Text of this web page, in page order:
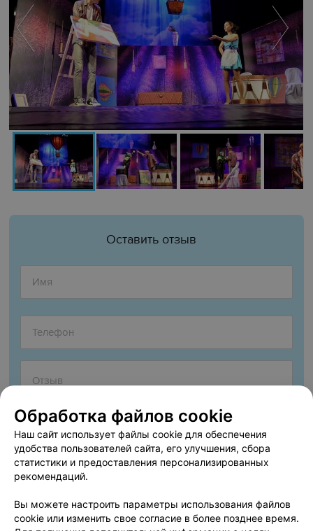
Оставить отзыв
Согласен опубликовать отзыв. Подробнее об
прав
Обработка файлов cookie
Наш сайт использует файлы cookie для обеспечения
удобства пользователей сайта, его улучшения, сбора
статистики и предоставления персонализированных
рекомендаций.
Вы можете настроить параметры использования файлов
cookie или изменить свое согласие в более позднее время.